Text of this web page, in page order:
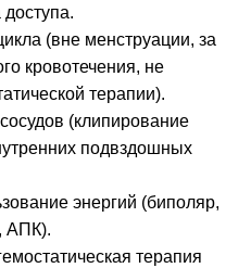
(вне менструации, за
кровотечения, не
терапии).
(клипирование
подвздошных
энергий (биполяр,
АПК).
терапия